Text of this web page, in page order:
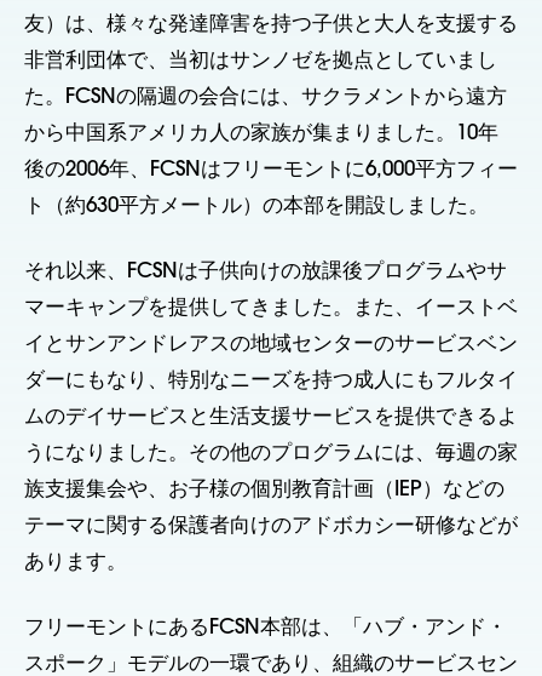
友）は、様々な発達障害を持つ子供と大人を支援する
非営利団体で、当初はサンノゼを拠点としていまし
た。FCSNの隔週の会合には、サクラメントから遠方
から中国系アメリカ人の家族が集まりました。10年
後の2006年、FCSNはフリーモントに6,000平方フィー
ト（約630平方メートル）の本部を開設しました。
それ以来、FCSNは子供向けの放課後プログラムやサ
マーキャンプを提供してきました。また、イーストベ
イとサンアンドレアスの地域センターのサービスベン
ダーにもなり、特別なニーズを持つ成人にもフルタイ
ムのデイサービスと生活支援サービスを提供できるよ
うになりました。その他のプログラムには、毎週の家
族支援集会や、お子様の個別教育計画（IEP）などの
テーマに関する保護者向けのアドボカシー研修などが
あります。
フリーモントにあるFCSN本部は、「ハブ・アンド・
スポーク」モデルの一環であり、組織のサービスセン